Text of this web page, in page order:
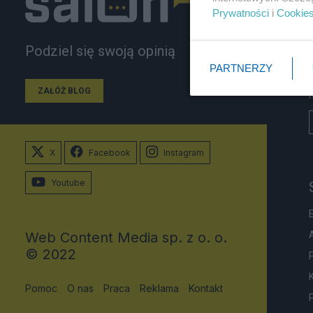
Podziel się swoją opinią
ZAŁÓŻ BLOG
X Facebook Instagram
Youtube
Web Content Media sp. z o. o.
© 2022
Pomoc O nas Praca Reklama Kontakt
Prywatności i Cookies
PARTNERZY